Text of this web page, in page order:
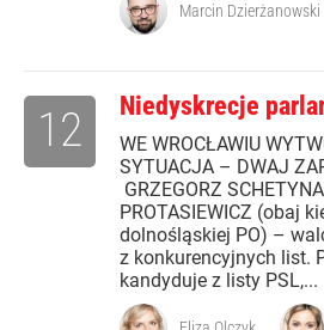
Marcin Dzierżanowski
Niedyskrecje
WE WROCŁAWIU
SYTUACJA – DWAJ
GRZEGORZ
PROTASIEWICZ (obaj
dolnośląskiej PO) –
z konkurencyjnych list.
kandyduje z listy PSL,...
12